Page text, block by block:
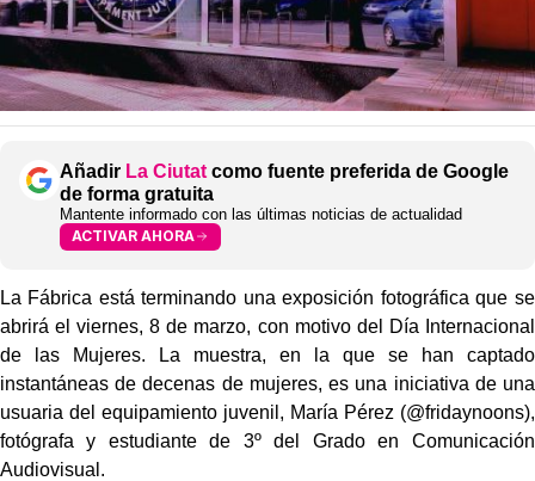
Añadir La Ciutat como fuente preferida de Google
de forma gratuita
Mantente informado con las últimas noticias de actualidad
ACTIVAR AHORA
La Fábrica está terminando una exposición fotográfica que se
abrirá el viernes, 8 de marzo, con motivo del Día Internacional
de las Mujeres. La muestra, en la que se han captado
instantáneas de decenas de mujeres, es una iniciativa de una
usuaria del equipamiento juvenil, María Pérez (@fridaynoons),
fotógrafa y estudiante de 3º del Grado en Comunicación
Audiovisual.